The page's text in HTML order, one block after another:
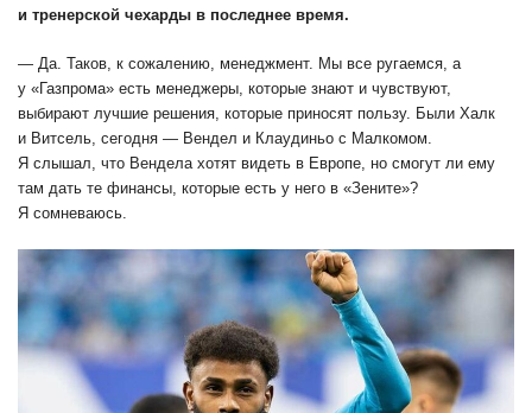
и тренерской чехарды в последнее время.
— Да. Таков, к сожалению, менеджмент. Мы все ругаемся, а
у «Газпрома» есть менеджеры, которые знают и чувствуют,
выбирают лучшие решения, которые приносят пользу. Были Халк
и Витсель, сегодня — Вендел и Клаудиньо с Малкомом.
Я слышал, что Вендела хотят видеть в Европе, но смогут ли ему
там дать те финансы, которые есть у него в «Зените»?
Я сомневаюсь.